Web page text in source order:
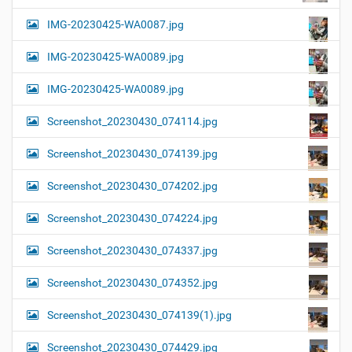
IMG-20230425-WA0087.jpg
IMG-20230425-WA0089.jpg
IMG-20230425-WA0089.jpg
Screenshot_20230430_074114.jpg
Screenshot_20230430_074139.jpg
Screenshot_20230430_074202.jpg
Screenshot_20230430_074224.jpg
Screenshot_20230430_074337.jpg
Screenshot_20230430_074352.jpg
Screenshot_20230430_074139(1).jpg
Screenshot_20230430_074429.jpg